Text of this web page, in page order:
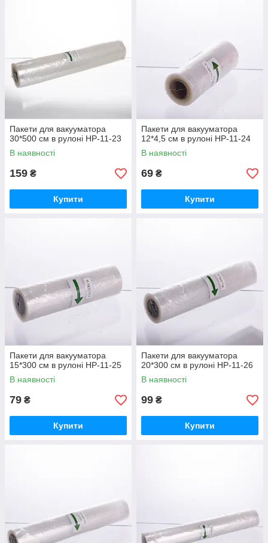
Пакети для вакууматора
30*500 см в рулоні HP-11-23
В наявності
159 ₴
Купити
Пакети для вакууматора
12*4,5 см в рулоні HP-11-24
В наявності
69 ₴
Купити
Пакети для вакууматора
15*300 см в рулоні HP-11-25
В наявності
79 ₴
Купити
Пакети для вакууматора
20*300 см в рулоні HP-11-26
В наявності
99 ₴
Купити